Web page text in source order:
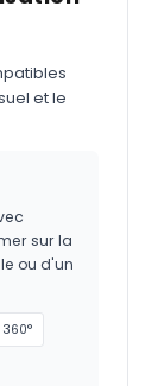
et le
sur la
ou d'un